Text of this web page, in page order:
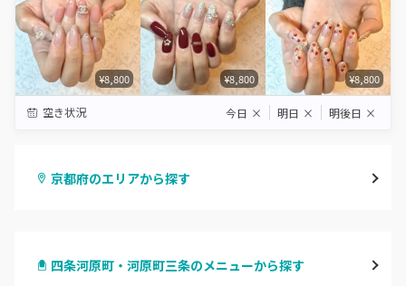
¥8,800 ¥8,800 ¥8,800
空き状況 今日 × 明日 × 明後日 ×
京都府のエリアから探す
四条河原町・河原町三条
四条河原町・河原町三条のメニューから探す